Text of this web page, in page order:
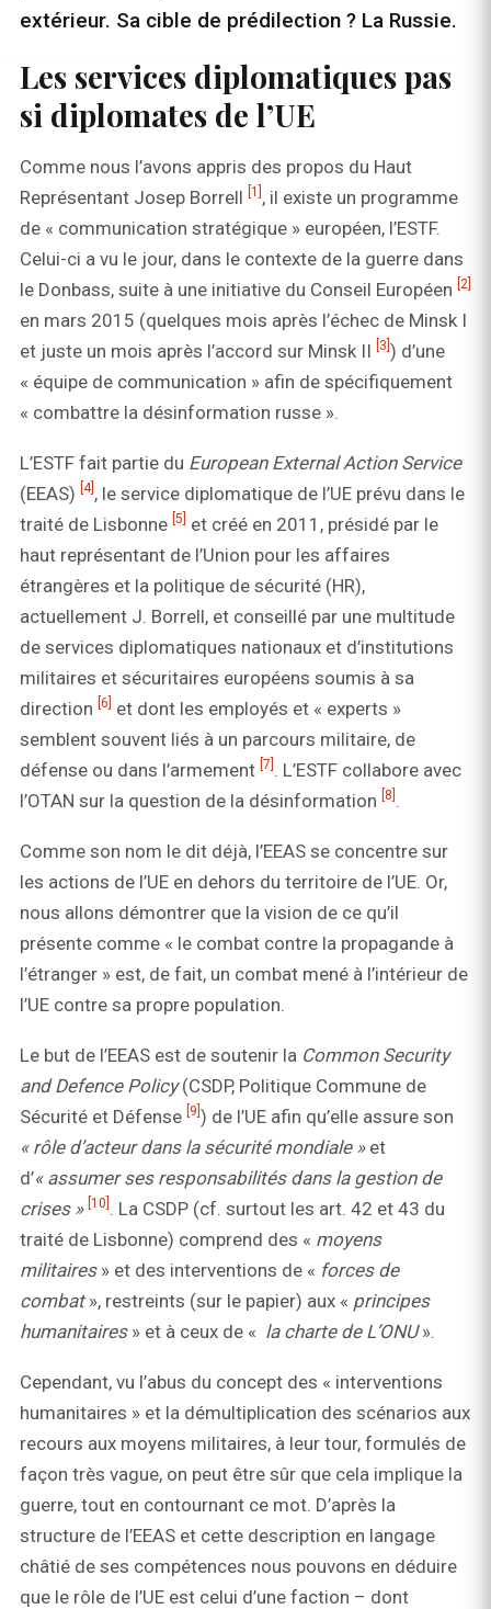
extérieur. Sa cible de prédilection ? La Russie.
Les services diplomatiques pas
si diplomates de l’UE
Comme nous l’avons appris des propos du Haut
Représentant Josep Borrell
[1] , il existe un programme
de « communication stratégique » européen, l’ESTF.
Celui-ci a vu le jour, dans le contexte de la guerre dans
le Donbass, suite à une initiative du Conseil Européen [2]
en mars 2015 (quelques mois après l’échec de Minsk I
et juste un mois après l’accord sur Minsk II
[3] ) d’une
« équipe de communication » afin de spécifiquement
« combattre la désinformation russe ».
L’ESTF fait partie du European External Action Service
(EEAS)
[4] , le service diplomatique de l’UE prévu dans le
traité de Lisbonne [5]
et créé en 2011, présidé par le
haut représentant de l’Union pour les affaires
étrangères et la politique de sécurité (HR),
actuellement J. Borrell, et conseillé par une multitude
de services diplomatiques nationaux et d’institutions
militaires et sécuritaires européens soumis à sa
direction [6]
et dont les employés et « experts »
semblent souvent liés à un parcours militaire, de
défense ou dans l’armement [7] . L’ESTF collabore avec
l’OTAN sur la question de la désinformation
[8] .
Comme son nom le dit déjà, l’EEAS se concentre sur
les actions de l’UE en dehors du territoire de l’UE. Or,
nous allons démontrer que la vision de ce qu’il
présente comme « le combat contre la propagande à
l’étranger » est, de fait, un combat mené à l’intérieur de
l’UE contre sa propre population.
Le but de l’EEAS est de soutenir la Common Security
and Defence Policy(CSDP, Politique Commune de
Sécurité et Défense [9] ) de l’UE afin qu’elle assure son
« rôle d’acteur dans la sécurité mondiale »et
d’« assumer ses responsabilités dans la gestion de
crises » [10] . La CSDP (cf. surtout les art. 42 et 43 du
traité de Lisbonne) comprend des « moyens
militaires» et des interventions de « forces de
combat», restreints (sur le papier) aux « principes
humanitaires» et à ceux de « la charte de L’ONU».
Cependant, vu l’abus du concept des « interventions
humanitaires » et la démultiplication des scénarios aux
recours aux moyens militaires, à leur tour, formulés de
façon très vague, on peut être sûr que cela implique la
guerre, tout en contournant ce mot. D’après la
structure de l’EEAS et cette description en langage
châtié de ses compétences nous pouvons en déduire
que le rôle de l’UE est celui d’une faction – dont